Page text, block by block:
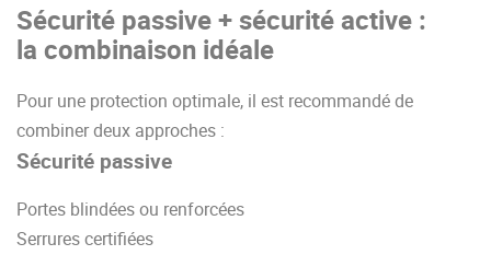
Sécurité passive + sécurité active :
la combinaison idéale
Pour une protection optimale, il est recommandé de
combiner deux approches :
Sécurité passive
Portes blindées ou renforcées
Serrures certifiées